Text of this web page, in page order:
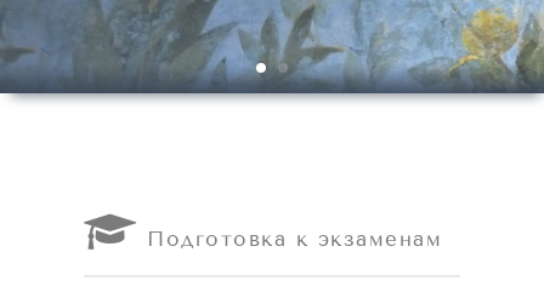
Подготовка к экзаменам